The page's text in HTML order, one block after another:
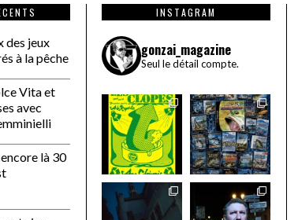
des jeux
à la pêche
Vita et
avec
encore là 30
INSTAGRAM
gonzai_magazine
Seul le détail compte.